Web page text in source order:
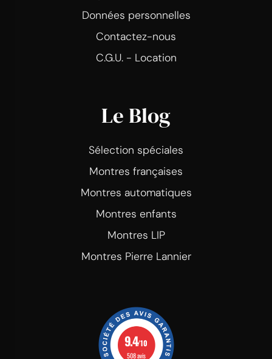
Données personnelles
Contactez-nous
C.G.U. - Location
Le Blog
Sélection spéciales
Montres françaises
Montres automatiques
Montres enfants
Montres LIP
Montres Pierre Lannier
9.4/10
508 avis